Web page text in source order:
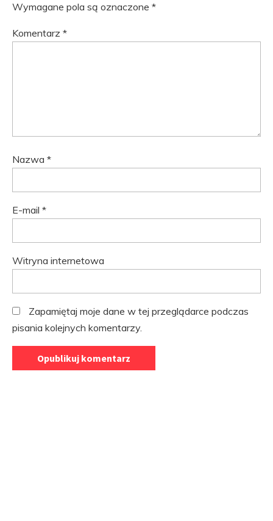
Wymagane pola są oznaczone *
Komentarz *
Nazwa *
E-mail *
Witryna internetowa
Zapamiętaj moje dane w tej przeglądarce podczas
pisania kolejnych komentarzy.